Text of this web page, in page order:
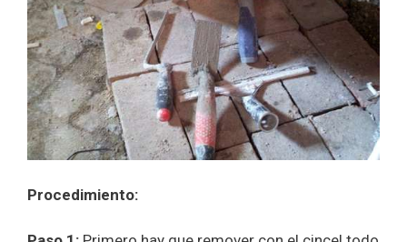
Procedimiento: